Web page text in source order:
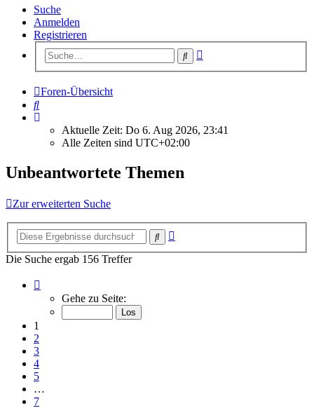
Suche
Anmelden
Registrieren
Suche
Foren-Übersicht
Suche
Aktuelle Zeit: Do 6. Aug 2026, 23:41
Alle Zeiten sind UTC+02:00
Unbeantwortete Themen
Zur erweiterten Suche
Suche
Die Suche ergab 156 Treffer
von
Gehe zu Seite:
1
2
3
4
5
…
7